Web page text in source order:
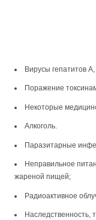
Вирусы гепатитов А,
Поражение
Некоторые
Алкоголь.
Паразитарные
Неправильное
жареной пищей;
Радиоактивное
Наследственность,